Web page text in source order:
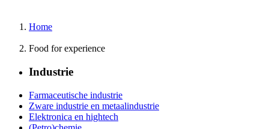
Home
Food for experience
Industrie
Farmaceutische industrie
Zware industrie en metaalindustrie
Elektronica en hightech